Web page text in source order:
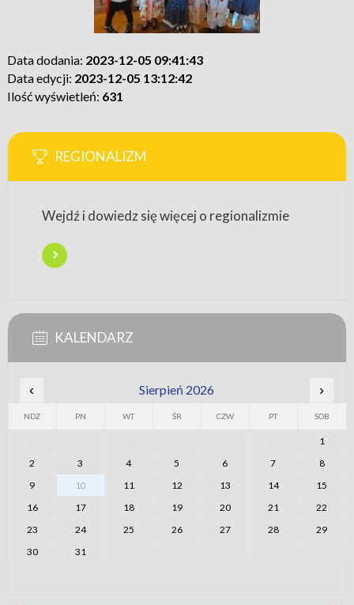
Data dodania: 2023-12-05 09:41:43
Data edycji: 2023-12-05 13:12:42
Ilość wyświetleń: 631
REGIONALIZM
Wejdź i dowiedz się więcej o regionalizmie
KALENDARZ
‹ Sierpień 2026 ›
NDZ PN WT ŚR CZW PT SOB
1
2
3 4 5 6 7
8
9
10 11 12 13 14
15
16
17 18 19 20 21
22
23
24 25 26 27 28
29
30
31